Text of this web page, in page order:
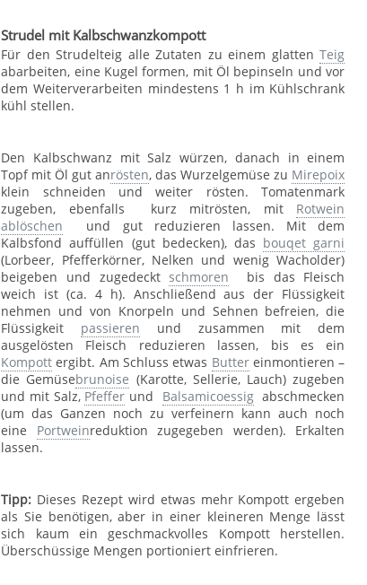
Strudel mit Kalbschwanzkompott
Für den Strudelteig alle Zutaten zu einem glattenTeig
abarbeiten, eine Kugel formen, mit Öl bepinseln und vor
dem Weiterverarbeiten mindestens 1 h im Kühlschrank
kühl stellen.
Den Kalbschwanz mit Salz würzen, danach in einem
Topf mit Öl gut anrösten, das Wurzelgemüse zu Mirepoix
klein schneiden und weiter rösten. Tomatenmark
zugeben, ebenfalls kurz mitrösten, mit Rotwein
ablöschen und gut reduzieren lassen. Mit dem
Kalbsfond auffüllen (gut bedecken), das bouqet garni
(Lorbeer, Pfefferkörner, Nelken und wenig Wacholder)
beigeben und zugedeckt schmoren bis das Fleisch
weich ist (ca. 4 h). Anschließend aus der Flüssigkeit
nehmen und von Knorpeln und Sehnen befreien, die
Flüssigkeit passieren und zusammen mit dem
ausgelösten Fleisch reduzieren lassen, bis es ein
Kompott ergibt. Am Schluss etwas Buttereinmontieren –
die Gemüsebrunoise (Karotte, Sellerie, Lauch) zugeben
und mit Salz, Pfeffer und Balsamicoessigabschmecken
(um das Ganzen noch zu verfeinern kann auch noch
eine Portweinreduktion zugegeben werden). Erkalten
lassen.
Tipp: Dieses Rezept wird etwas mehr Kompott ergeben
als Sie benötigen, aber in einer kleineren Menge lässt
sich kaum ein geschmackvolles Kompott herstellen.
Überschüssige Mengen portioniert einfrieren.